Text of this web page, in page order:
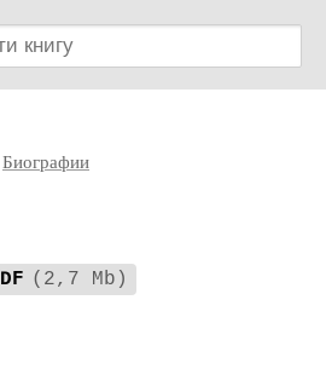
Биографии
DF (2,7 Mb)